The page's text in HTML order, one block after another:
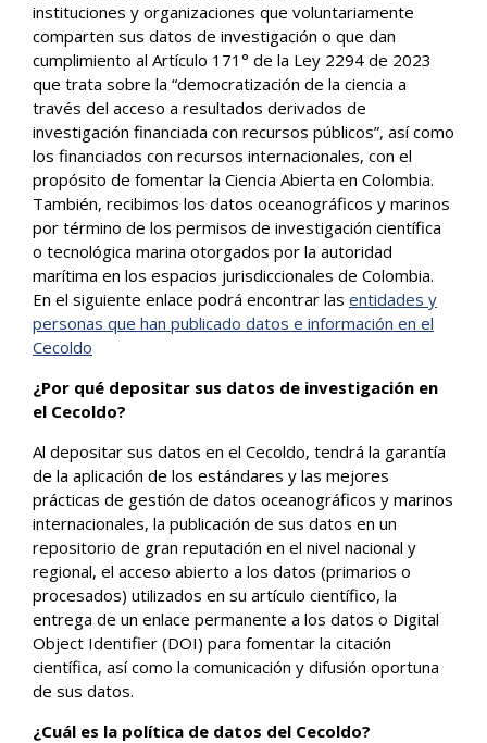
instituciones y organizaciones que voluntariamente
comparten sus datos de investigación o que dan
cumplimiento al Artículo 171° de la Ley 2294 de 2023
que trata sobre la “democratización de la ciencia a
través del acceso a resultados derivados de
investigación financiada con recursos públicos”, así como
los financiados con recursos internacionales, con el
propósito de fomentar la Ciencia Abierta en Colombia.
También, recibimos los datos oceanográficos y marinos
por término de los permisos de investigación científica
o tecnológica marina otorgados por la autoridad
marítima en los espacios jurisdiccionales de Colombia.
En el siguiente enlace podrá encontrar las entidades y
personas que han publicado datos e información en el
Cecoldo
¿Por qué depositar sus datos de investigación en
el Cecoldo?
Al depositar sus datos en el Cecoldo, tendrá la garantía
de la aplicación de los estándares y las mejores
prácticas de gestión de datos oceanográficos y marinos
internacionales, la publicación de sus datos en un
repositorio de gran reputación en el nivel nacional y
regional, el acceso abierto a los datos (primarios o
procesados) utilizados en su artículo científico, la
entrega de un enlace permanente a los datos o Digital
Object Identifier (DOI) para fomentar la citación
científica, así como la comunicación y difusión oportuna
de sus datos.
¿Cuál es la política de datos del Cecoldo?